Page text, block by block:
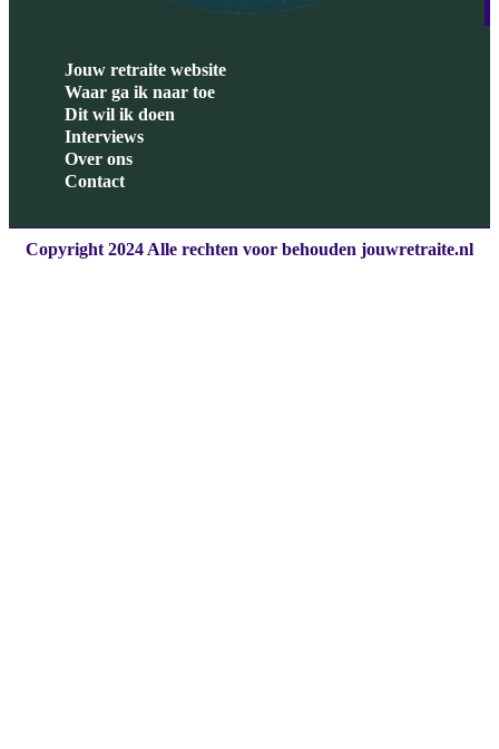
Jouw retraite website
Waar ga ik naar toe
Dit wil ik doen
Interviews
Over ons
Contact
Copyright 2024 Alle rechten voor behouden jouwretraite.nl